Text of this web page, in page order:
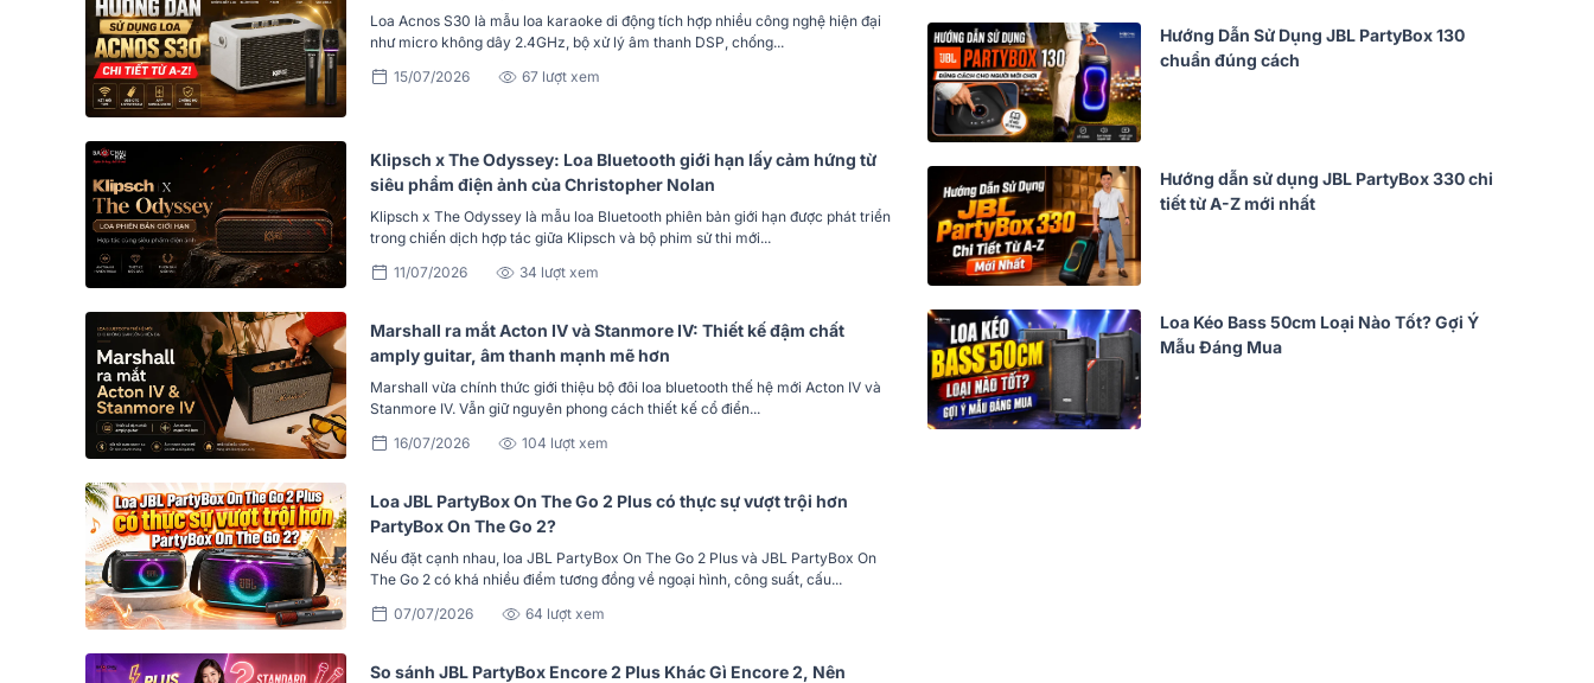
Loa Acnos S30 là mẫu loa karaoke di động tích hợp nhiều công nghệ hiện đại
như micro không dây 2.4GHz, bộ xử lý âm thanh DSP, chống...
15/07/2026
67 lượt xem
Klipsch x The Odyssey: Loa Bluetooth giới hạn lấy cảm hứng từ
siêu phẩm điện ảnh của Christopher Nolan
Klipsch x The Odyssey là mẫu loa Bluetooth phiên bản giới hạn được phát triển
trong chiến dịch hợp tác giữa Klipsch và bộ phim sử thi mới...
11/07/2026
34 lượt xem
Marshall ra mắt Acton IV và Stanmore IV: Thiết kế đậm chất
amply guitar, âm thanh mạnh mẽ hơn
Marshall vừa chính thức giới thiệu bộ đôi loa bluetooth thế hệ mới Acton IV và
Stanmore IV. Vẫn giữ nguyên phong cách thiết kế cổ điển...
16/07/2026
104 lượt xem
Loa JBL PartyBox On The Go 2 Plus có thực sự vượt trội hơn
PartyBox On The Go 2?
Nếu đặt cạnh nhau, loa JBL PartyBox On The Go 2 Plus và JBL PartyBox On
The Go 2 có khá nhiều điểm tương đồng về ngoại hình, công suất, cấu...
07/07/2026
64 lượt xem
So sánh JBL PartyBox Encore 2 Plus Khác Gì Encore 2, Nên
Hướng Dẫn Sử Dụng JBL PartyBox 130
chuẩn đúng cách
Hướng dẫn sử dụng JBL PartyBox 330 chi
tiết từ A-Z mới nhất
Loa Kéo Bass 50cm Loại Nào Tốt? Gợi Ý
Mẫu Đáng Mua